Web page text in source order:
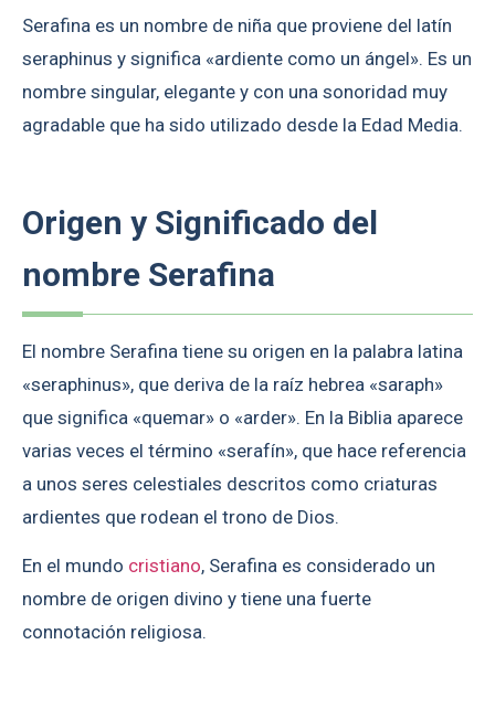
Serafina es un nombre de niña que proviene del latín
seraphinus y significa «ardiente como un ángel». Es un
nombre singular, elegante y con una sonoridad muy
agradable que ha sido utilizado desde la Edad Media.
Origen y Significado del
nombre Serafina
El nombre Serafina tiene su origen en la palabra latina
«seraphinus», que deriva de la raíz hebrea «saraph»
que significa «quemar» o «arder». En la Biblia aparece
varias veces el término «serafín», que hace referencia
a unos seres celestiales descritos como criaturas
ardientes que rodean el trono de Dios.
En el mundo cristiano, Serafina es considerado un
nombre de origen divino y tiene una fuerte
connotación religiosa.